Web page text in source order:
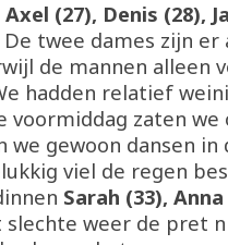
Axel (27), Denis (28),
De twee dames zijn er
de mannen alleen
hadden relatief
voormiddag zaten
we gewoon dansen
viel de regen
Sarah (33),
weer de pret